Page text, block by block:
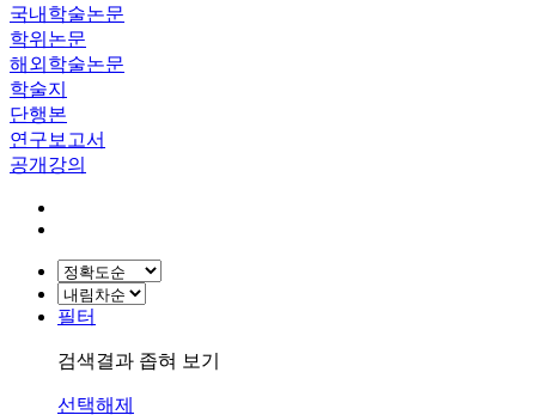
국내학술논문
학위논문
해외학술논문
학술지
단행본
연구보고서
공개강의
필터
검색결과 좁혀 보기
선택해제